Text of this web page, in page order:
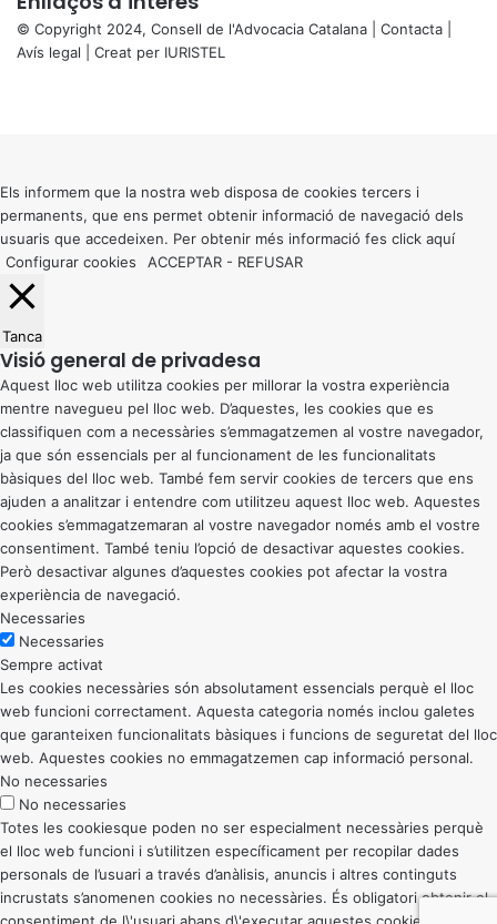
© Copyright 2024, Consell de l'Advocacia Catalana | Contacta
Avís legal | Creat per IURISTEL
button
Els informem que la nostra web disposa de cookies tercers i
permanents, que ens permet obtenir informació de navegació dels
usuaris que accedeixen. Per obtenir més informació fes click aquí
Configurar cookies
ACCEPTAR - REFUSAR
Tanca
Visió general de privadesa
Aquest lloc web utilitza cookies per millorar la vostra experiència
mentre navegueu pel lloc web. D’aquestes, les cookies que es
classifiquen com a necessàries s’emmagatzemen al vostre navegador,
ja que són essencials per al funcionament de les funcionalitats
bàsiques del lloc web. També fem servir cookies de tercers que ens
ajuden a analitzar i entendre com utilitzeu aquest lloc web. Aquestes
cookies s’emmagatzemaran al vostre navegador només amb el vostre
consentiment. També teniu l’opció de desactivar aquestes cookies.
Però desactivar algunes d’aquestes cookies pot afectar la vostra
experiència de navegació.
Necessaries
Necessaries
Sempre activat
Les cookies necessàries són absolutament essencials perquè el lloc
web funcioni correctament. Aquesta categoria només inclou galetes
que garanteixen funcionalitats bàsiques i funcions de seguretat del lloc
web. Aquestes cookies no emmagatzemen cap informació personal.
No necessaries
No necessaries
Totes les cookiesque poden no ser especialment necessàries perquè
el lloc web funcioni i s’utilitzen específicament per recopilar dades
personals de l’usuari a través d’anàlisis, anuncis i altres continguts
incrustats s’anomenen cookies no necessàries. És obligatori obtenir el
consentiment de l\'usuari abans d\'executar aquestes cookies al vostre